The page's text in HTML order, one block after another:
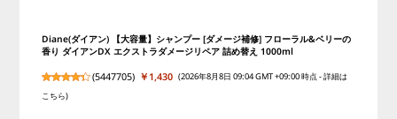
Diane(ダイアン) 【大容量】シャンプー [ダメージ補修] フローラル&ベリーの
香り ダイアンDX エクストラダメージリペア 詰め替え 1000ml
(5447705) ￥1,430 (2026年8月8日 09:04 GMT +09:00 時点 -詳細は
こちら)